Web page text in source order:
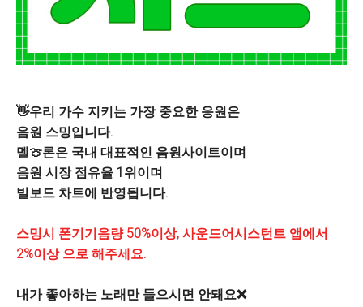
👋우리 가수 지키는 가장 중요한 응원은
음원 스밍입니다.
멜🍈론은 국내 대표적인 음원사이트이며
음원 시장 점유율 1위이며
빌보드 차트에 반영됩니다.
스밍시 폰기기음량 50%이상, 사운드어시스턴트 앱에서
2%이상 으로 해주세요.
내가 좋아하는 노래만 들으시면 안돼요❌